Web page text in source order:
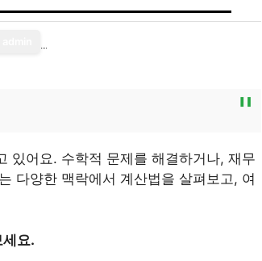
있어요. 수학적 문제를 해결하거나, 재무
다양한 맥락에서 계산법을 살펴보고, 여
요.